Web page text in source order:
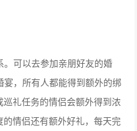
可以去参加亲朋好友的婚
，所有人都能得到额外的绑
礼任务的情侣会额外得到浓
情侣还有额外好礼，每天完